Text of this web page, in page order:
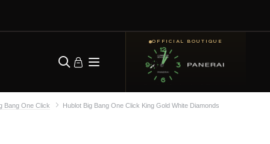
OFFICIAL BOUTIQUE
Bang One Click Hublot Big Bang One Click King Gold White Diamonds